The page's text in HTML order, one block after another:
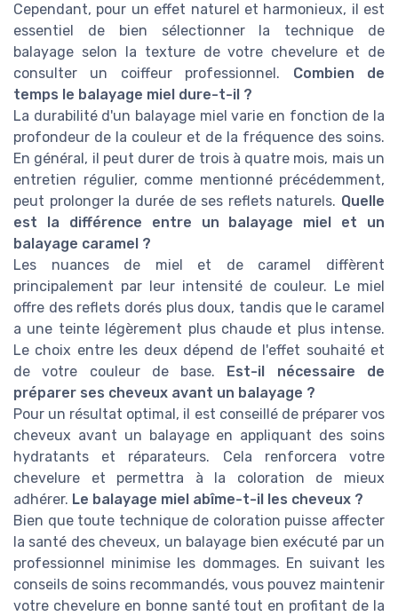
Cependant, pour un effet naturel et harmonieux, il est
essentiel de bien sélectionner la technique de
balayage selon la texture de votre chevelure et de
consulter un coiffeur professionnel. Combien de
temps le balayage miel dure-t-il ?
La durabilité d'un balayage miel varie en fonction de la
profondeur de la couleur et de la fréquence des soins.
En général, il peut durer de trois à quatre mois, mais un
entretien régulier, comme mentionné précédemment,
peut prolonger la durée de ses reflets naturels. Quelle
est la différence entre un balayage miel et un
balayage caramel ?
Les nuances de miel et de caramel diffèrent
principalement par leur intensité de couleur. Le miel
offre des reflets dorés plus doux, tandis que le caramel
a une teinte légèrement plus chaude et plus intense.
Le choix entre les deux dépend de l'effet souhaité et
de votre couleur de base. Est-il nécessaire de
préparer ses cheveux avant un balayage ?
Pour un résultat optimal, il est conseillé de préparer vos
cheveux avant un balayage en appliquant des soins
hydratants et réparateurs. Cela renforcera votre
chevelure et permettra à la coloration de mieux
adhérer. Le balayage miel abîme-t-il les cheveux ?
Bien que toute technique de coloration puisse affecter
la santé des cheveux, un balayage bien exécuté par un
professionnel minimise les dommages. En suivant les
conseils de soins recommandés, vous pouvez maintenir
votre chevelure en bonne santé tout en profitant de la